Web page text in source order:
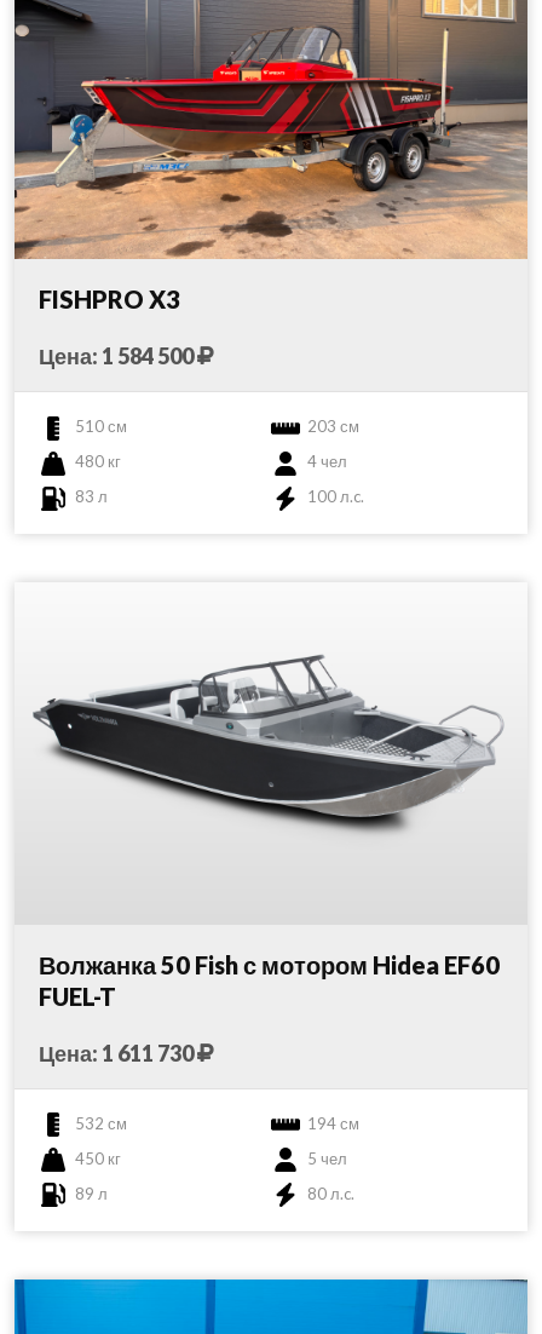
FISHPRO X3
Цена: 1 584 500
510 см
203 см
480 кг
4 чел
83 л
100 л.c.
Волжанка 50 Fish с мотором Hidea EF60
FUEL-T
Цена: 1 611 730
532 см
194 см
450 кг
5 чел
89 л
80 л.c.